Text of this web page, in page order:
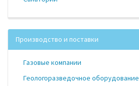
Производство и поставки
Газовые компании
Геологоразведочное оборудование